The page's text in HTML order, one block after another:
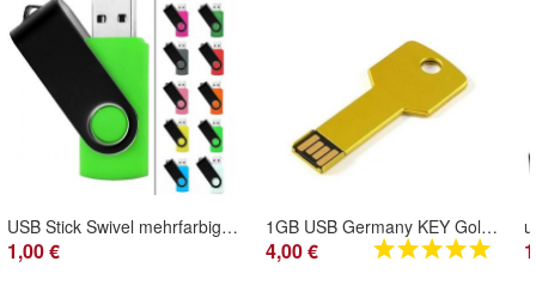
USB Stick Swivel mehrfarbig Grün mit Schwarzem Bügel USB Flash Drive 2.0
1,00 €
1GB USB Germany KEY Gold USB Stick Gold Schlüssel USB Flash Drive 2.0
4,00 €